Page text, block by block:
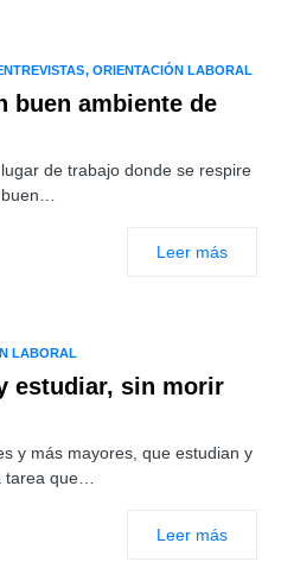
ORIENTACIÓN LABORAL
buen ambiente de
de trabajo donde se respire
Leer más
LABORAL
estudiar, sin morir
y más mayores, que estudian y
que…
Leer más